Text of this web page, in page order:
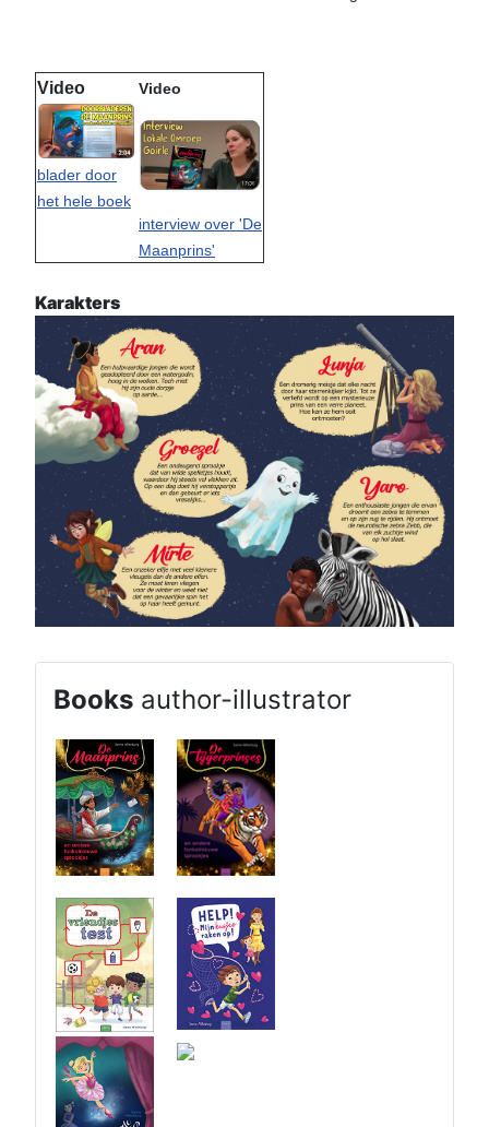
Books author-illustrator
Video
blader door
het hele boek
Video
interview over 'De
Maanprins'
Karakters